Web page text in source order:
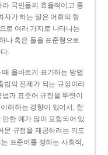
국민들의 효율적이고 통
자가 하는 말은 어휘의 형
로 여러 가지로 나타나는
나 혹은 둘을 표준형으로
.
올바르게 표기하는 방법
법의 전제가 되는 규정이라
과 표준어 규정을 뚜렷이
해하는 경향이 있어서, 한
한 예가 많이 포함되어 있
문 규정을 제공하려는 의도
표준어를 정하는 사회적,